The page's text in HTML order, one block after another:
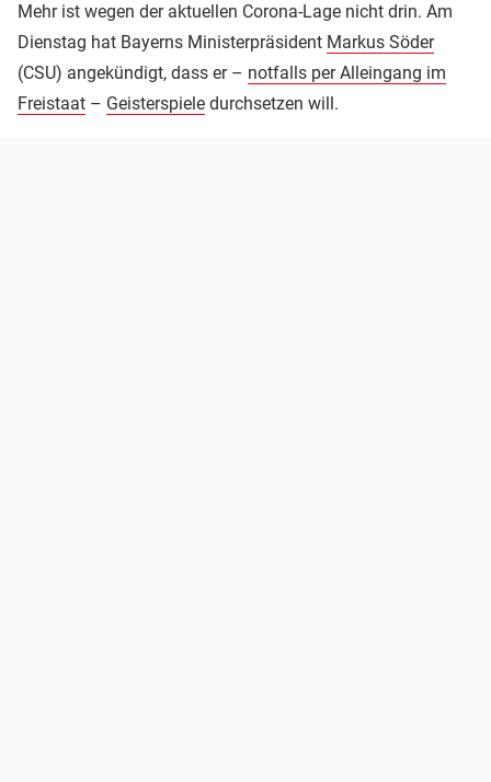
Mehr ist wegen der aktuellen Corona-Lage nicht drin. Am
Dienstag hat Bayerns Ministerpräsident Markus Söder
(CSU) angekündigt, dass er – notfalls per Alleingang im
Freistaat – Geisterspiele durchsetzen will.